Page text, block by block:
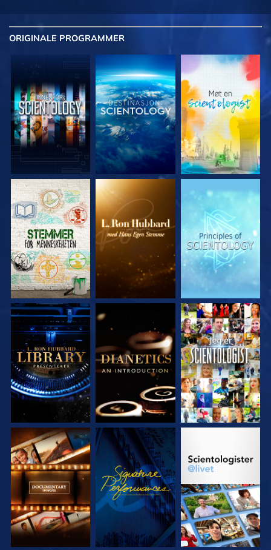
ORIGINALE PROGRAMMER
UTFORSK SERIEN UTFORSK SERIEN UTFORSK SERIEN
UTFORSK SERIEN UTFORSK SERIEN SE
UTFORSK SERIEN SE UTFORSK SERIEN